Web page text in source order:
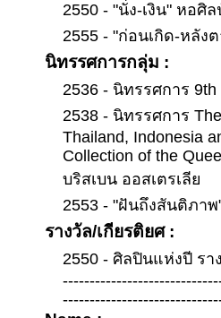
2550 - "นั่ง-เงิน" หอศิ
2555 - "ก่อนเกิด-หลัง
นิทรรศการกลุ่ม :
2536 - นิทรรศการ
2538 - นิทรรศการ
Thailand, Indonesia
Collection of the
บริสเบน ออสเตรเลีย
2553 - "ฝันถึงสันติภา
รางวัล/เกียรติยศ :
2550 - ศิลปินแห่งปี ร